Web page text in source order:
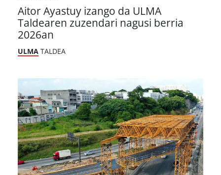
Aitor Ayastuy izango da ULMA
Taldearen zuzendari nagusi berria
2026an
ULMA TALDEA